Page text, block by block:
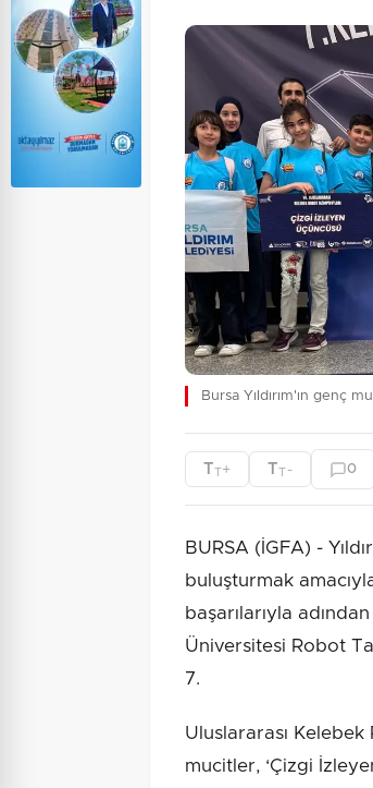
Bursa Yıldırım'ın genç
TT+ TT - 0
BURSA (İGFA) -
buluşturmak
başarılarıyla
Üniversitesi Robot
7.
Uluslararası Kelebek
mucitler, ‘Çizgi